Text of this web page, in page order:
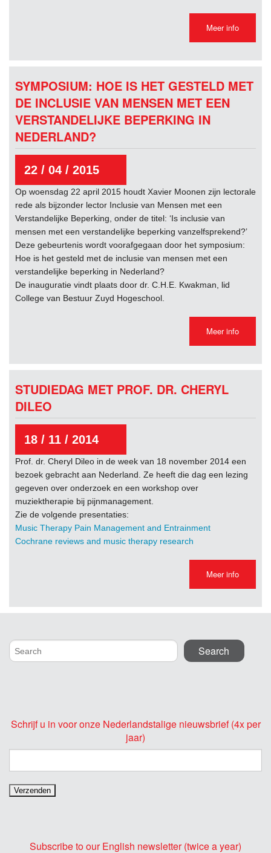
Meer info
SYMPOSIUM: HOE IS HET GESTELD MET
DE INCLUSIE VAN MENSEN MET EEN
VERSTANDELIJKE BEPERKING IN
NEDERLAND?
22 / 04 / 2015
Op woensdag 22 april 2015 houdt Xavier Moonen zijn lectorale
rede als bijzonder lector Inclusie van Mensen met een
Verstandelijke Beperking, onder de titel: ‘Is inclusie van
mensen met een verstandelijke beperking vanzelfsprekend?’
Deze gebeurtenis wordt voorafgegaan door het symposium:
Hoe is het gesteld met de inclusie van mensen met een
verstandelijke beperking in Nederland?
De inauguratie vindt plaats door dr. C.H.E. Kwakman, lid
College van Bestuur Zuyd Hogeschool.
Meer info
STUDIEDAG MET PROF. DR. CHERYL
DILEO
18 / 11 / 2014
Prof. dr. Cheryl Dileo in de week van 18 november 2014 een
bezoek gebracht aan Nederland. Ze heeft die dag een lezing
gegeven over onderzoek en een workshop over
muziektherapie bij pijnmanagement.
Zie de volgende presentaties:
Music Therapy Pain Management and Entrainment
Cochrane reviews and music therapy research
Meer info
Schrijf u in voor onze Nederlandstalige nieuwsbrief (4x per
jaar)
Subscribe to our English newsletter (twice a year)